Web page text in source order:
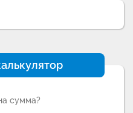
сумма?